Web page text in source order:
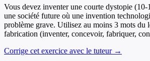
Vous devez inventer une courte dystopie
une société future où une invention
problème grave. Utilisez au moins 3 mots du
fabrication (inventer, concevoir, fabriquer,
Corrige cet exercice avec le tuteur →